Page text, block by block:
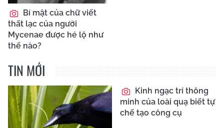
Bí mật của chữ viết
thất lạc của người
Mycenae được hé lộ như
thế nào?
TIN MỚI
Kinh ngạc trí thông
minh của loài quạ biết tự
chế tạo công cụ